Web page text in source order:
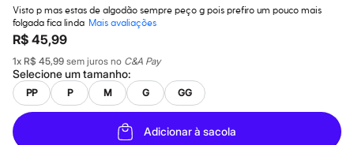
Até 60% off
A partir de 60% off
Feminino
Em alta
Inverno
Alfaiataria
Novidades
Roupas
Blusas e Camisetas
Básicos
Visto p mas estas de algodão sempre peço g pois prefiro um pouco mais
folgada fica linda Mais avaliações
R$ 45,99
1x R$ 45,99 sem juros no C&A Pay
Selecione umtamanho:
PP P M G GG
Adicionar à sacola